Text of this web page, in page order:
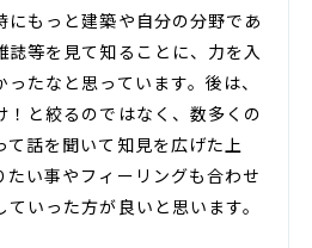
にもっと建築や自分の分野であ
誌等を見て知ることに、力を入
たなと思っています。後は、
！と絞るのではなく、数多くの
て話を聞いて知見を広げた上
たい事やフィーリングも合わせ
いった方が良いと思います。